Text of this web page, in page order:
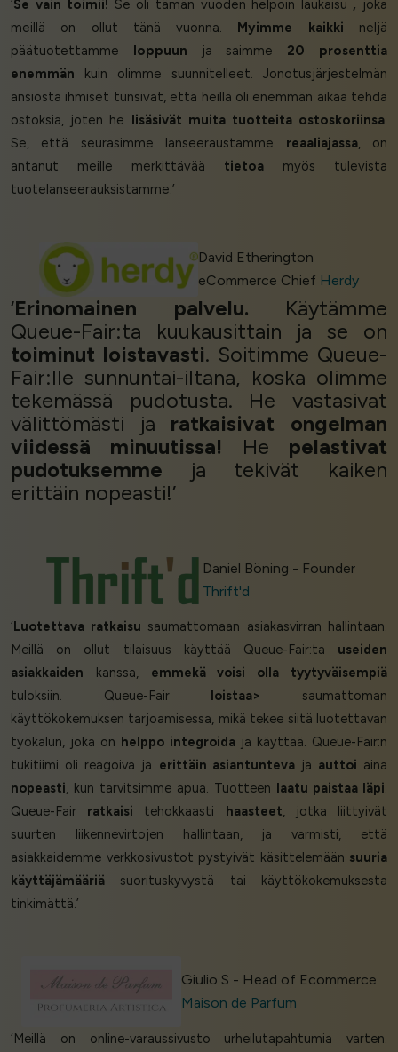
‘Se vain toimii! Se oli tämän vuoden helpoin laukaisu , joka
meillä on ollut tänä vuonna. Myimme kaikki neljä
päätuotettamme loppuun ja saimme 20 prosenttia
enemmän kuin olimme suunnitelleet. Jonotusjärjestelmän
ansiosta ihmiset tunsivat, että heillä oli enemmän aikaa tehdä
ostoksia, joten he lisäsivät muita tuotteita ostoskoriinsa.
Se, että seurasimme lanseeraustamme reaaliajassa, on
antanut meille merkittävää tietoa myös tulevista
tuotelanseerauksistamme.’
David Etherington
eCommerce Chief Herdy
‘Erinomainen palvelu. Käytämme
Queue-Fair:ta kuukausittain ja se on
toiminut loistavasti. Soitimme Queue-
Fair:lle sunnuntai-iltana, koska olimme
tekemässä pudotusta. He vastasivat
välittömästi ja ratkaisivat ongelman
viidessä minuutissa! He pelastivat
pudotuksemme ja tekivät kaiken
erittäin nopeasti!’
Daniel Böning - Founder
Thrift'd
‘ Luotettava ratkaisu saumattomaan asiakasvirran hallintaan.
Meillä on ollut tilaisuus käyttää Queue-Fair:ta useiden
asiakkaiden kanssa, emmekä voisi olla tyytyväisempiä
tuloksiin. Queue-Fair
loistaa> saumattoman
käyttökokemuksen tarjoamisessa, mikä tekee siitä luotettavan
työkalun, joka on helppo integroidaja käyttää. Queue-Fair:n
tukitiimi oli reagoiva ja erittäin asiantuntevaja auttoi aina
nopeasti, kun tarvitsimme apua. Tuotteen laatu paistaa läpi.
Queue-Fair ratkaisi tehokkaasti haasteet, jotka liittyivät
suurten liikennevirtojen hallintaan, ja varmisti, että
asiakkaidemme verkkosivustot pystyivät käsittelemään suuria
käyttäjämääriä suorituskyvystä tai käyttökokemuksesta
tinkimättä.’
Giulio S - Head of Ecommerce
Maison de Parfum
‘Meillä on online-varaussivusto urheilutapahtumia varten.